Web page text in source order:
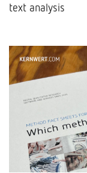
text analysis